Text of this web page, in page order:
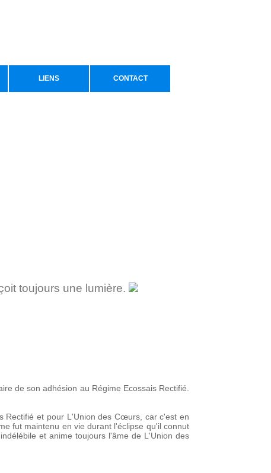
LIENS CONTACT
toujours une lumière.
de son adhésion au Régime Ecossais Rectifié.
Rectifié et pour L'Union des Cœurs, car c'est en
fut maintenu en vie durant l'éclipse qu'il connut
et anime toujours l'âme de L'Union des